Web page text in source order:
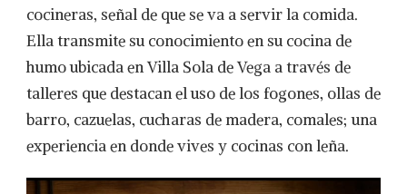
cocineras, señal de que se va a servir la comida.
Ella transmite su conocimiento en su cocina de
humo ubicada en Villa Sola de Vega a través de
talleres que destacan el uso de los fogones, ollas de
barro, cazuelas, cucharas de madera, comales; una
experiencia en donde vives y cocinas con leña.